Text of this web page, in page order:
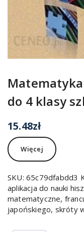
do 4 klasy
15.48zł
Więcej
SKU: 65c79dfabdd3
aplikacja do nauki
matematyczne,
japońskiego, skróty